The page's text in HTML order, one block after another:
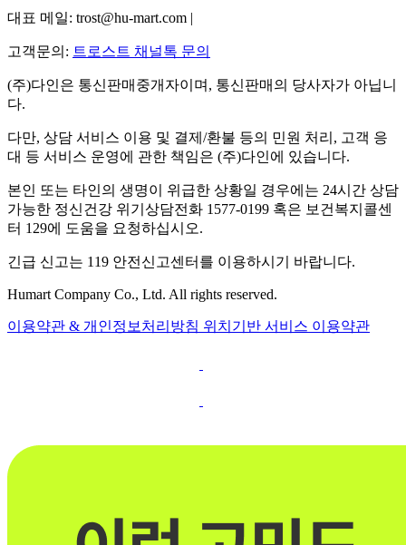
대표 메일: trost@hu-mart.com |
고객문의: 트로스트 채널톡 문의
(주)다인은 통신판매중개자이며, 통신판매의 당사자가 아닙니
다.
다만, 상담 서비스 이용 및 결제/환불 등의 민원 처리, 고객 응
대 등 서비스 운영에 관한 책임은 (주)다인에 있습니다.
본인 또는 타인의 생명이 위급한 상황일 경우에는 24시간 상담
가능한 정신건강 위기상담전화 1577-0199 혹은 보건복지콜센
터 129에 도움을 요청하십시오.
긴급 신고는 119 안전신고센터를 이용하시기 바랍니다.
Humart Company Co., Ltd. All rights reserved.
이용약관 & 개인정보처리방침 위치기반 서비스 이용약관